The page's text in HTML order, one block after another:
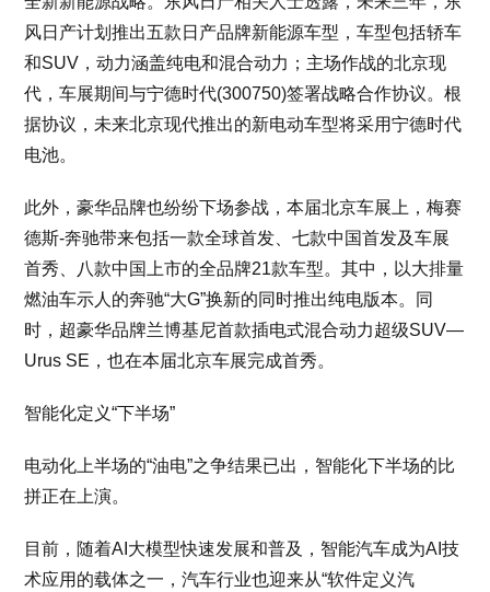
风日产计划推出五款日产品牌新能源车型，车型包括轿车
和SUV，动力涵盖纯电和混合动力；主场作战的北京现
代，车展期间与宁德时代(300750)签署战略合作协议。根
据协议，未来北京现代推出的新电动车型将采用宁德时代
电池。
此外，豪华品牌也纷纷下场参战，本届北京车展上，梅赛
德斯-奔驰带来包括一款全球首发、七款中国首发及车展
首秀、八款中国上市的全品牌21款车型。其中，以大排量
燃油车示人的奔驰“大G”换新的同时推出纯电版本。同
时，超豪华品牌兰博基尼首款插电式混合动力超级SUV—
Urus SE，也在本届北京车展完成首秀。
智能化定义“下半场”
电动化上半场的“油电”之争结果已出，智能化下半场的比
拼正在上演。
目前，随着AI大模型快速发展和普及，智能汽车成为AI技
术应用的载体之一，汽车行业也迎来从“软件定义汽